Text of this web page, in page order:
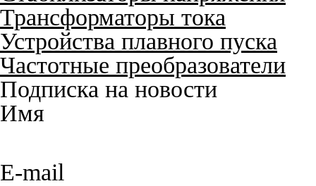
Трансформаторы тока
Устройства плавного пуска
Частотные преобразователи
Подписка на новости
Имя
E-mail